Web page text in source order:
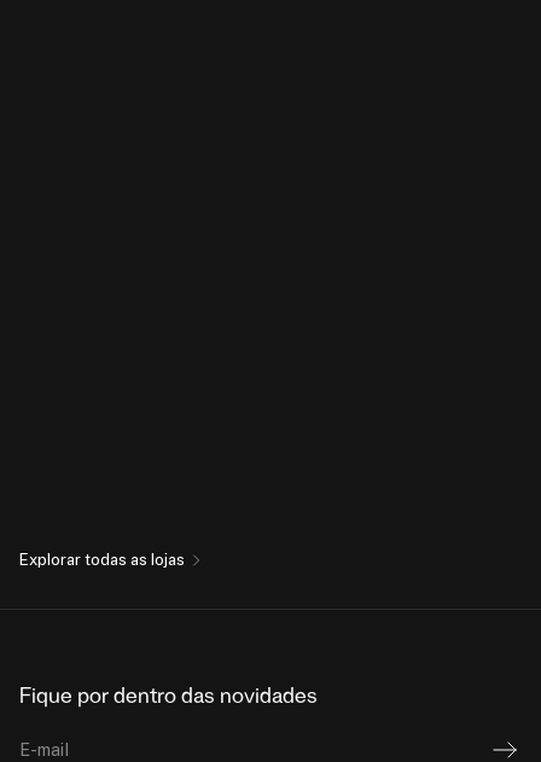
Explorar todas as lojas
Fique por dentro das novidades
E-mail